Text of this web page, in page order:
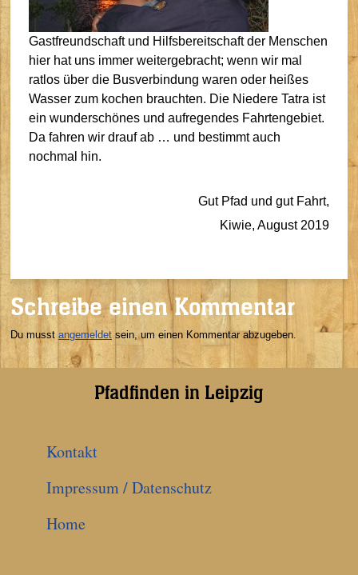
Gastfreundschaft und Hilfsbereitschaft der Menschen
hier hat uns immer weitergebracht; wenn wir mal
ratlos über die Busverbindung waren oder heißes
Wasser zum kochen brauchten. Die Niedere Tatra ist
ein wunderschönes und aufregendes Fahrtengebiet.
Da fahren wir drauf ab … und bestimmt auch
nochmal hin.
Gut Pfad und gut Fahrt,
Kiwie, August 2019
Schreibe einen Kommentar
Du musst angemeldet sein, um einen Kommentar abzugeben.
Pfadfinden in Leipzig
Kontakt
Impressum / Datenschutz
Home